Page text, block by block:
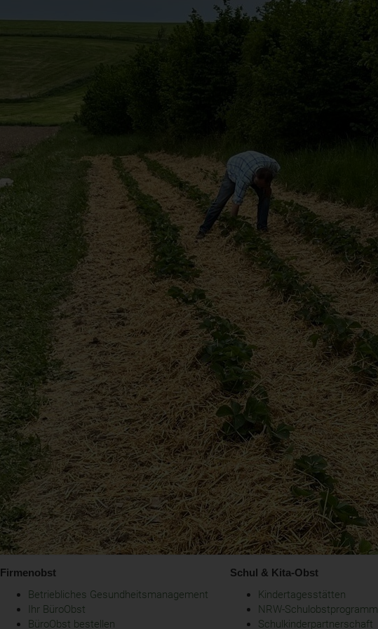
Firmenobst
Betriebliches Gesundheitsmanagement
Ihr BüroObst
BüroObst bestellen
Schul & Kita-Obst
Kindertagesstätten
NRW-Schulobstprogramm
Schulkinderpartnerschaft